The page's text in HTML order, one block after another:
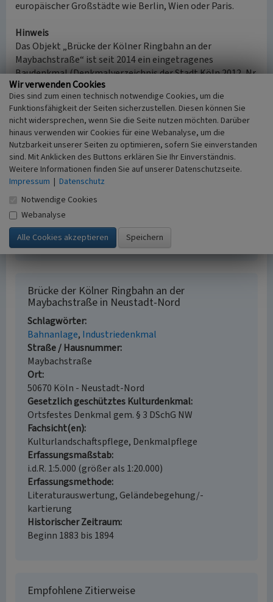
europäischer Großstädte wie Berlin, Wien oder Paris.
Hinweis
Das Objekt „Brücke der Kölner Ringbahn an der
Maybachstraße“ ist seit 2014 ein eingetragenes
Baudenkmal (Denkmalverzeichnis der Stadt Köln 2012, Nr.
8766) und Element des historischen
KulturlandschaftsbereichesEisenbahnlinie Köln-Koblenz
(Kulturlandschaftsbereich Regionalplan Köln 357).
(Walter Buschmann, Institut. Industrie-Kultur-
Geschichte-Landschaft, 2018)
Literatur
Buschmann, Walter; Hennies, Matthias; Kierdorf,
Alexander (2018)
Kölner Industriekultur. Essen.
Brücke der Kölner Ringbahn an der
Maybachstraße in Neustadt-Nord
Schlagwörter
Bahnanlage Industriedenkmal
Straße / Hausnummer
Maybachstraße
Ort
50670 Köln - Neustadt-Nord
Gesetzlich geschütztes Kulturdenkmal
Ortsfestes Denkmal gem. § 3 DSchG NW
Fachsicht(en)
Kulturlandschaftspflege, Denkmalpflege
Erfassungsmaßstab
i.d.R. 1:5.000 (größer als 1:20.000)
Erfassungsmethode
Literaturauswertung, Geländebegehung/-
kartierung
Historischer Zeitraum
Beginn 1883 bis 1894
Empfohlene Zitierweise
Wir verwenden Cookies
Dies sind zum einen technisch notwendige Cookies, um die
Funktionsfähigkeit der Seiten sicherzustellen. Diesen können Sie
nicht widersprechen, wenn Sie die Seite nutzen möchten. Darüber
hinaus verwenden wir Cookies für eine Webanalyse, um die
Nutzbarkeit unserer Seiten zu optimieren, sofern Sie einverstanden
sind. Mit Anklicken des Buttons erklären Sie Ihr Einverständnis.
Weitere Informationen finden Sie auf unserer Datenschutzseite.
Impressum | Datenschutz
Notwendige Cookies
Webanalyse